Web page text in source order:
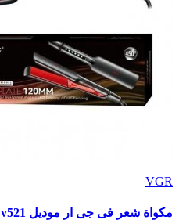
VGR
مكواة شعر فى جى ار موديل v521